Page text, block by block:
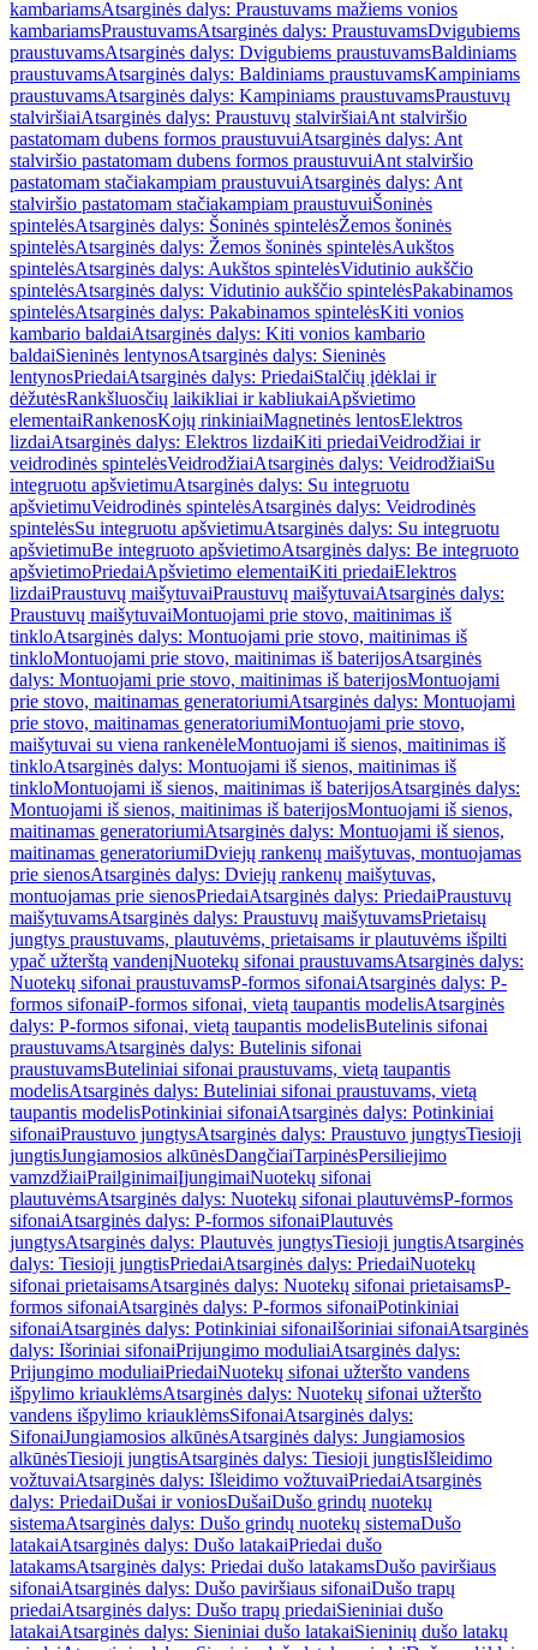
kambariamsAtsarginės dalys: Praustuvams mažiems vonios
kambariamsPraustuvamsAtsarginės dalys: PraustuvamsDvigubiems
praustuvamsAtsarginės dalys: Dvigubiems praustuvamsBaldiniams
praustuvamsAtsarginės dalys: Baldiniams praustuvamsKampiniams
praustuvamsAtsarginės dalys: Kampiniams praustuvamsPraustuvų
stalviršiaiAtsarginės dalys: Praustuvų stalviršiaiAnt stalviršio
pastatomam dubens formos praustuvuiAtsarginės dalys: Ant
stalviršio pastatomam dubens formos praustuvuiAnt stalviršio
pastatomam stačiakampiam praustuvuiAtsarginės dalys: Ant
stalviršio pastatomam stačiakampiam praustuvuiŠoninės
spintelėsAtsarginės dalys: Šoninės spintelėsŽemos šoninės
spintelėsAtsarginės dalys: Žemos šoninės spintelėsAukštos
spintelėsAtsarginės dalys: Aukštos spintelėsVidutinio aukščio
spintelėsAtsarginės dalys: Vidutinio aukščio spintelėsPakabinamos
spintelėsAtsarginės dalys: Pakabinamos spintelėsKiti vonios
kambario baldaiAtsarginės dalys: Kiti vonios kambario
baldaiSieninės lentynosAtsarginės dalys: Sieninės
lentynosPriedaiAtsarginės dalys: PriedaiStalčių įdėklai ir
dėžutėsRankšluosčių laikikliai ir kabliukaiApšvietimo
elementaiRankenosKojų rinkiniaiMagnetinės lentosElektros
lizdaiAtsarginės dalys: Elektros lizdaiKiti priedaiVeidrodžiai ir
veidrodinės spintelėsVeidrodžiaiAtsarginės dalys: VeidrodžiaiSu
integruotu apšvietimuAtsarginės dalys: Su integruotu
apšvietimuVeidrodinės spintelėsAtsarginės dalys: Veidrodinės
spintelėsSu integruotu apšvietimuAtsarginės dalys: Su integruotu
apšvietimuBe integruoto apšvietimoAtsarginės dalys: Be integruoto
apšvietimoPriedaiApšvietimo elementaiKiti priedaiElektros
lizdaiPraustuvų maišytuvaiPraustuvų maišytuvaiAtsarginės dalys:
Praustuvų maišytuvaiMontuojami prie stovo, maitinimas iš
tinkloAtsarginės dalys: Montuojami prie stovo, maitinimas iš
tinkloMontuojami prie stovo, maitinimas iš baterijosAtsarginės
dalys: Montuojami prie stovo, maitinimas iš baterijosMontuojami
prie stovo, maitinamas generatoriumiAtsarginės dalys: Montuojami
prie stovo, maitinamas generatoriumiMontuojami prie stovo,
maišytuvai su viena rankenėleMontuojami iš sienos, maitinimas iš
tinkloAtsarginės dalys: Montuojami iš sienos, maitinimas iš
tinkloMontuojami iš sienos, maitinimas iš baterijosAtsarginės dalys:
Montuojami iš sienos, maitinimas iš baterijosMontuojami iš sienos,
maitinamas generatoriumiAtsarginės dalys: Montuojami iš sienos,
maitinamas generatoriumiDviejų rankenų maišytuvas, montuojamas
prie sienosAtsarginės dalys: Dviejų rankenų maišytuvas,
montuojamas prie sienosPriedaiAtsarginės dalys: PriedaiPraustuvų
maišytuvamsAtsarginės dalys: Praustuvų maišytuvamsPrietaisų
jungtys praustuvams, plautuvėms, prietaisams ir plautuvėms išpilti
ypač užterštą vandenįNuotekų sifonai praustuvamsAtsarginės dalys:
Nuotekų sifonai praustuvamsP-formos sifonaiAtsarginės dalys: P-
formos sifonaiP-formos sifonai, vietą taupantis modelisAtsarginės
dalys: P-formos sifonai, vietą taupantis modelisButelinis sifonai
praustuvamsAtsarginės dalys: Butelinis sifonai
praustuvamsButeliniai sifonai praustuvams, vietą taupantis
modelisAtsarginės dalys: Buteliniai sifonai praustuvams, vietą
taupantis modelisPotinkiniai sifonaiAtsarginės dalys: Potinkiniai
sifonaiPraustuvo jungtysAtsarginės dalys: Praustuvo jungtysTiesioji
jungtisJungiamosios alkūnėsDangčiaiTarpinėsPersiliejimo
vamzdžiaiPrailginimaiĮjungimaiNuotekų sifonai
plautuvėmsAtsarginės dalys: Nuotekų sifonai plautuvėmsP-formos
sifonaiAtsarginės dalys: P-formos sifonaiPlautuvės
jungtysAtsarginės dalys: Plautuvės jungtysTiesioji jungtisAtsarginės
dalys: Tiesioji jungtisPriedaiAtsarginės dalys: PriedaiNuotekų
sifonai prietaisamsAtsarginės dalys: Nuotekų sifonai prietaisamsP-
formos sifonaiAtsarginės dalys: P-formos sifonaiPotinkiniai
sifonaiAtsarginės dalys: Potinkiniai sifonaiIšoriniai sifonaiAtsarginės
dalys: Išoriniai sifonaiPrijungimo moduliaiAtsarginės dalys:
Prijungimo moduliaiPriedaiNuotekų sifonai užteršto vandens
išpylimo kriauklėmsAtsarginės dalys: Nuotekų sifonai užteršto
vandens išpylimo kriauklėmsSifonaiAtsarginės dalys:
SifonaiJungiamosios alkūnėsAtsarginės dalys: Jungiamosios
alkūnėsTiesioji jungtisAtsarginės dalys: Tiesioji jungtisIšleidimo
vožtuvaiAtsarginės dalys: Išleidimo vožtuvaiPriedaiAtsarginės
dalys: PriedaiDušai ir voniosDušaiDušo grindų nuotekų
sistemaAtsarginės dalys: Dušo grindų nuotekų sistemaDušo
latakaiAtsarginės dalys: Dušo latakaiPriedai dušo
latakamsAtsarginės dalys: Priedai dušo latakamsDušo paviršiaus
sifonaiAtsarginės dalys: Dušo paviršiaus sifonaiDušo trapų
priedaiAtsarginės dalys: Dušo trapų priedaiSieniniai dušo
latakaiAtsarginės dalys: Sieniniai dušo latakaiSieninių dušo latakų